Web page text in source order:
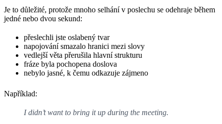
Je to důležité, protože mnoho selhání v poslechu se odehraje během
jedné nebo dvou sekund:
přeslechli jste oslabený tvar
napojování smazalo hranici mezi slovy
vedlejší věta přerušila hlavní strukturu
fráze byla pochopena doslova
nebylo jasné, k čemu odkazuje zájmeno
Například:
I didn’t want to bring it up during the meeting.